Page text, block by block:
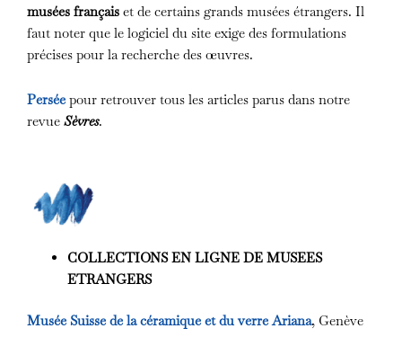
musées français et de certains grands musées étrangers. Il
faut noter que le logiciel du site exige des formulations
précises pour la recherche des œuvres.
Perséepour retrouver tous les articles parus dans notre
revue Sèvres.
COLLECTIONS EN LIGNE DE MUSEES
ETRANGERS
Musée Suisse de la céramique et du verre Ariana, Genève